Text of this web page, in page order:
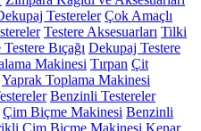
Testereler Çok Amaçlı
Testere Aksesuarları Tilki
Bıçağı Dekupaj Testere
Makinesi Tırpan Çit
Yaprak Toplama Makinesi
Benzinli Testereler
Çim Biçme Makinesi Benzinli
Çim Biçme Makinesi Kenar